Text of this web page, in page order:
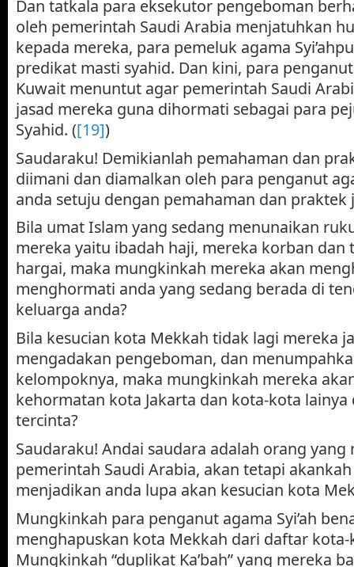
Dan tatkala para eksekutor pengeboman
oleh pemerintah Saudi Arabia menjatuhkan
kepada mereka, para pemeluk agama
predikat masti syahid. Dan kini, para penganut
Kuwait menuntut agar pemerintah Saudi
jasad mereka guna dihormati sebagai para
Syahid. ([19])
Saudaraku! Demikianlah pemahaman dan
diimani dan diamalkan oleh para penganut
anda setuju dengan pemahaman dan praktek
Bila umat Islam yang sedang menunaikan
mereka yaitu ibadah haji, mereka korban dan
hargai, maka mungkinkah mereka akan
menghormati anda yang sedang berada di
keluarga anda?
Bila kesucian kota Mekkah tidak lagi mereka
mengadakan pengeboman, dan
kelompoknya, maka mungkinkah mereka
kehormatan kota Jakarta dan kota-kota
tercinta?
Saudaraku! Andai saudara adalah orang yang
pemerintah Saudi Arabia, akan tetapi
menjadikan anda lupa akan kesucian kota
Mungkinkah para penganut agama Syi’ah
menghapuskan kota Mekkah dari daftar kota-
Mungkinkah “duplikat Ka’bah” yang mereka